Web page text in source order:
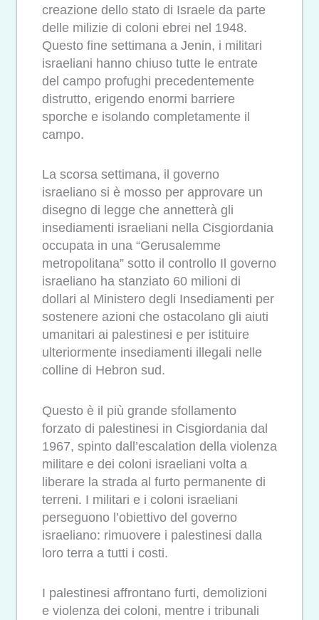
creazione dello stato di Israele da parte
delle milizie di coloni ebrei nel 1948.
Questo fine settimana a Jenin, i militari
israeliani hanno chiuso tutte le entrate
del campo profughi precedentemente
distrutto, erigendo enormi barriere
sporche e isolando completamente il
campo.
La scorsa settimana, il governo
israeliano si è mosso per approvare un
disegno di legge che annetterà gli
insediamenti israeliani nella Cisgiordania
occupata in una “Gerusalemme
metropolitana” sotto il controllo Il governo
israeliano ha stanziato 60 milioni di
dollari al Ministero degli Insediamenti per
sostenere azioni che ostacolano gli aiuti
umanitari ai palestinesi e per istituire
ulteriormente insediamenti illegali nelle
colline di Hebron sud.
Questo è il più grande sfollamento
forzato di palestinesi in Cisgiordania dal
1967, spinto dall’escalation della violenza
militare e dei coloni israeliani volta a
liberare la strada al furto permanente di
terreni. I militari e i coloni israeliani
perseguono l’obiettivo del governo
israeliano: rimuovere i palestinesi dalla
loro terra a tutti i costi.
I palestinesi affrontano furti, demolizioni
e violenza dei coloni, mentre i tribunali